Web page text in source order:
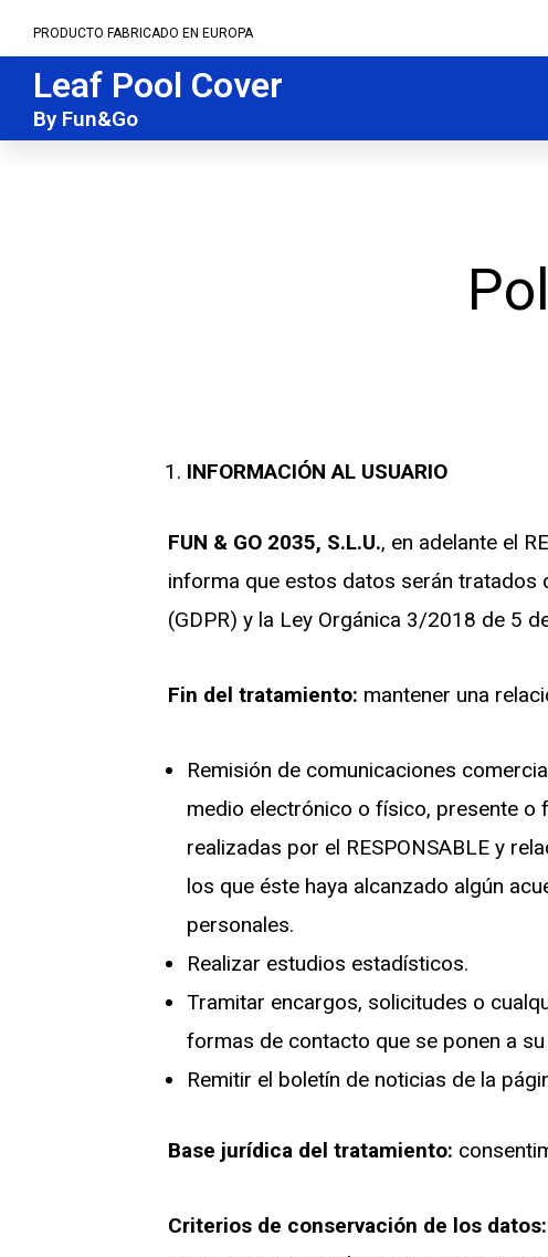
PRODUCTO FABRICADO EN EUROPA
Leaf Pool Cover
By Fun&Go
INFORMACIÓN AL USUARIO
FUN & GO 2035, S.L.U., en adelante el
informa que estos datos serán tratados
(GDPR) y la Ley Orgánica 3/2018 de 5
Fin del tratamiento: mantener una
Remisión de comunicaciones
medio electrónico o físico, presente o
realizadas por el RESPONSABLE y
los que éste haya alcanzado algún
personales.
Realizar estudios estadísticos.
Tramitar encargos, solicitudes o
formas de contacto que se ponen a
Remitir el boletín de noticias de la
Base jurídica del tratamiento:
Criterios de conservación de los datos: